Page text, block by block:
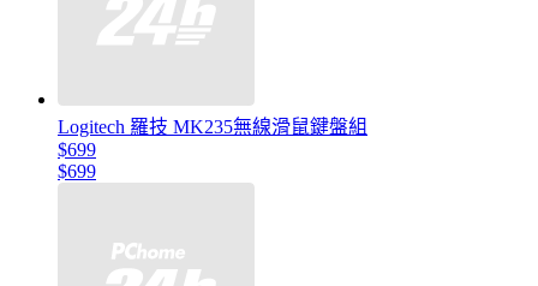
Logitech 羅技 MK235無線滑鼠鍵盤組
$699
$699